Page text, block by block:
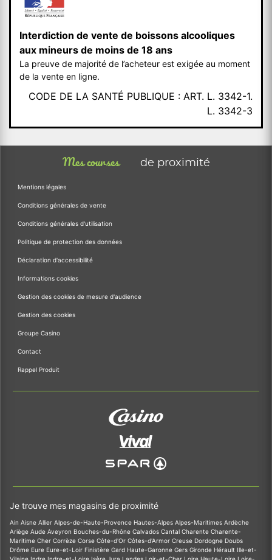
Interdiction de vente de boissons alcooliques
aux mineurs de moins de 18 ans
La preuve de majorité de l’acheteur est exigée au moment
de la vente en ligne.
CODE DE LA SANTÉ PUBLIQUE : ART. L. 3342-1.
L. 3342-3
Mes courses de proximité
Mentions légales
Conditions générales de vente
Conditions générales d'utilisation
Politique de protection des données
Déclaration d'accessibilité
Informations cookies
Gestion des cookies de mesure d'audience
Gestion des cookies
Groupe Casino
Contact
Rappel Produit
Je trouve mes magasins de proximité
Ain Aisne Allier Alpes-de-Haute-Provence Hautes-Alpes Alpes-Maritimes Ardèche
Ariège Aude Aveyron Bouches-du-Rhône Calvados Cantal Charente Charente-
Maritime Cher Corrèze Corse Côte-d'Or Côtes-d'Armor Creuse Dordogne Doubs
Drôme Eure Eure-et-Loir Finistère Gard Haute-Garonne Gers Gironde Hérault Ille-et-